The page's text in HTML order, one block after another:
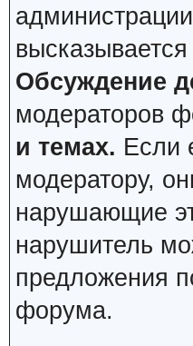
Обсуждение
модераторов
и темах. Если
модератору,
нарушающие
нарушитель
предложения
форума.